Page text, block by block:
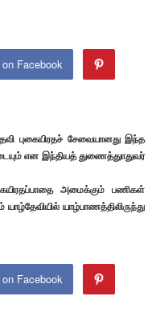
Facebook
புகையிரதச் சேவையானது இந்த
என இந்தியத் துணைத்துாதுவர்
அமைக்கும் பணிகள்
யாழ்பாணத்திலிருந்து
Facebook